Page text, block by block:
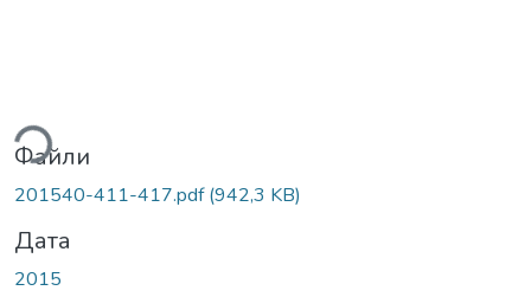
Файли
201540-411-417.pdf(942,3 KB)
Дата
2015